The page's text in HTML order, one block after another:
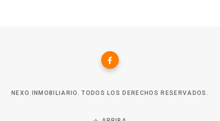
NEXO INMOBILIARIO. TODOS LOS DERECHOS RESERVADOS.